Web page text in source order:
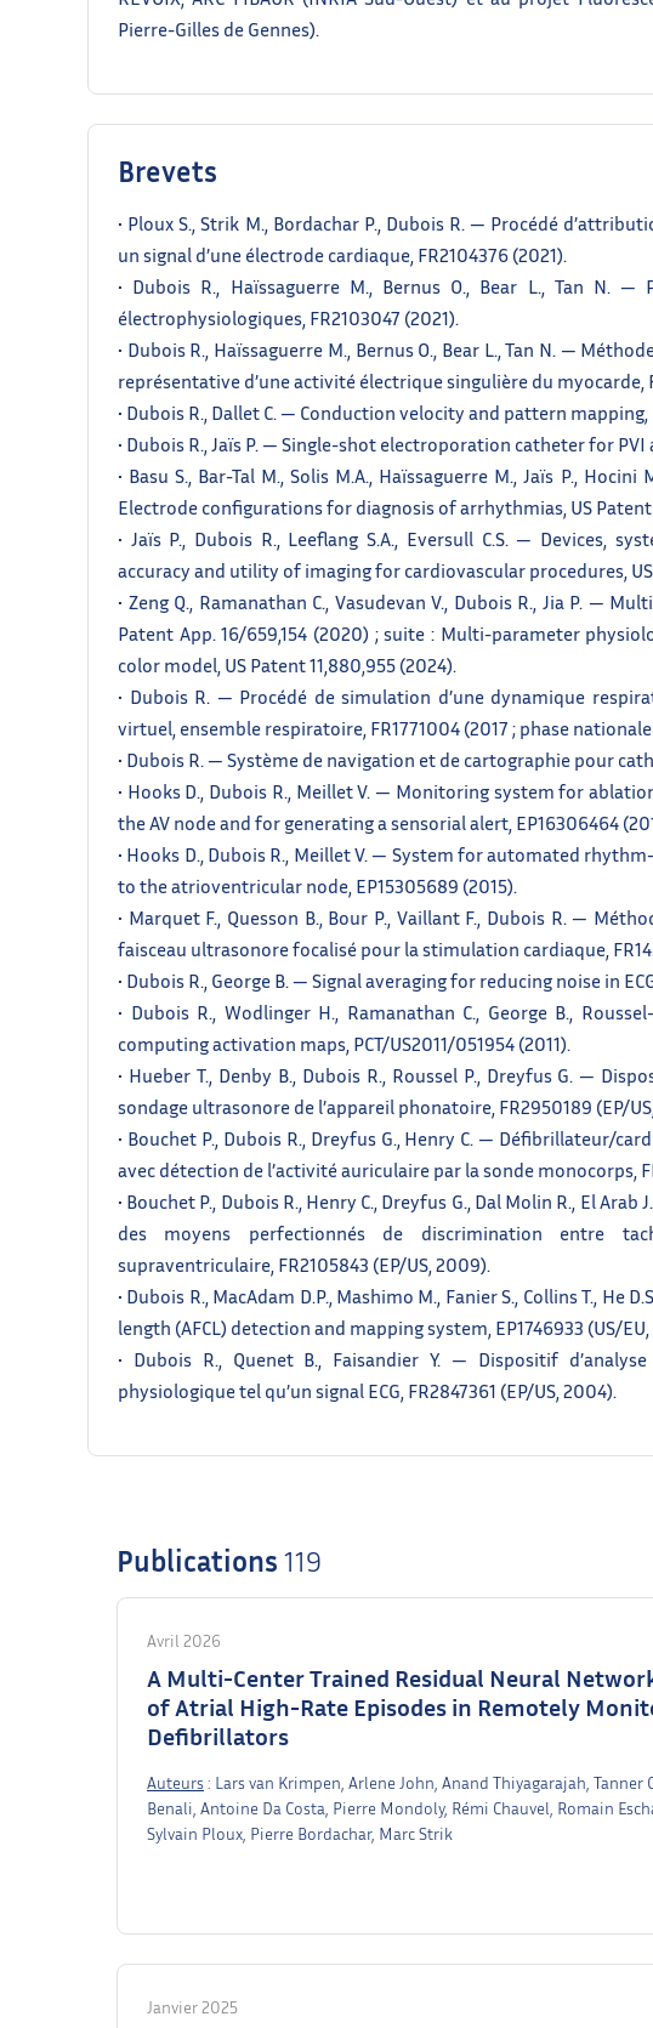
Pierre-Gilles de Gennes).
Brevets
• Ploux S., Strik M., Bordachar P., Dubois R. — Procédé
un signal d’une électrode cardiaque, FR2104376 (2021).
• Dubois R., Haïssaguerre M., Bernus O., Bear L., Tan N.
électrophysiologiques, FR2103047 (2021).
• Dubois R., Haïssaguerre M., Bernus O., Bear L., Tan N. —
représentative d’une activité électrique singulière du myocarde,
• Dubois R., Dallet C. — Conduction velocity and pattern mapping,
• Dubois R., Jaïs P. — Single-shot electroporation catheter for
• Basu S., Bar-Tal M., Solis M.A., Haïssaguerre M., Jaïs P.,
Electrode configurations for diagnosis of arrhythmias, US
• Jaïs P., Dubois R., Leeflang S.A., Eversull C.S. — Devices,
accuracy and utility of imaging for cardiovascular procedures,
• Zeng Q., Ramanathan C., Vasudevan V., Dubois R., Jia P. —
Patent App. 16/659,154 (2020) ; suite : Multi-parameter
color model, US Patent 11,880,955 (2024).
• Dubois R. — Procédé de simulation d’une dynamique
virtuel, ensemble respiratoire, FR1771004 (2017 ; phase
• Dubois R. — Système de navigation et de cartographie pour
• Hooks D., Dubois R., Meillet V. — Monitoring system for
the AV node and for generating a sensorial alert, EP16306464
• Hooks D., Dubois R., Meillet V. — System for automated
to the atrioventricular node, EP15305689 (2015).
• Marquet F., Quesson B., Bour P., Vaillant F., Dubois R. —
faisceau ultrasonore focalisé pour la stimulation cardiaque,
• Dubois R., George B. — Signal averaging for reducing noise in
• Dubois R., Wodlinger H., Ramanathan C., George B.,
computing activation maps, PCT/US2011/051954 (2011).
• Hueber T., Denby B., Dubois R., Roussel P., Dreyfus G. —
sondage ultrasonore de l’appareil phonatoire, FR2950189 (EP/
• Bouchet P., Dubois R., Dreyfus G., Henry C. — Défibrillateur/
avec détection de l’activité auriculaire par la sonde monocorps,
• Bouchet P., Dubois R., Henry C., Dreyfus G., Dal Molin R., El
des moyens perfectionnés de discrimination entre
supraventriculaire, FR2105843 (EP/US, 2009).
• Dubois R., MacAdam D.P., Mashimo M., Fanier S., Collins T.,
length (AFCL) detection and mapping system, EP1746933 (US/
• Dubois R., Quenet B., Faisandier Y. — Dispositif
physiologique tel qu’un signal ECG, FR2847361 (EP/US, 2004).
Publications 119
Avril 2026
A Multi-Center Trained Residual Neural
of Atrial High-Rate Episodes in Remotely
Defibrillators
Auteurs : Lars van Krimpen, Arlene John, Anand Thiyagarajah,
Benali, Antoine Da Costa, Pierre Mondoly, Rémi Chauvel, Romain
Sylvain Ploux, Pierre Bordachar, Marc Strik
Janvier 2025